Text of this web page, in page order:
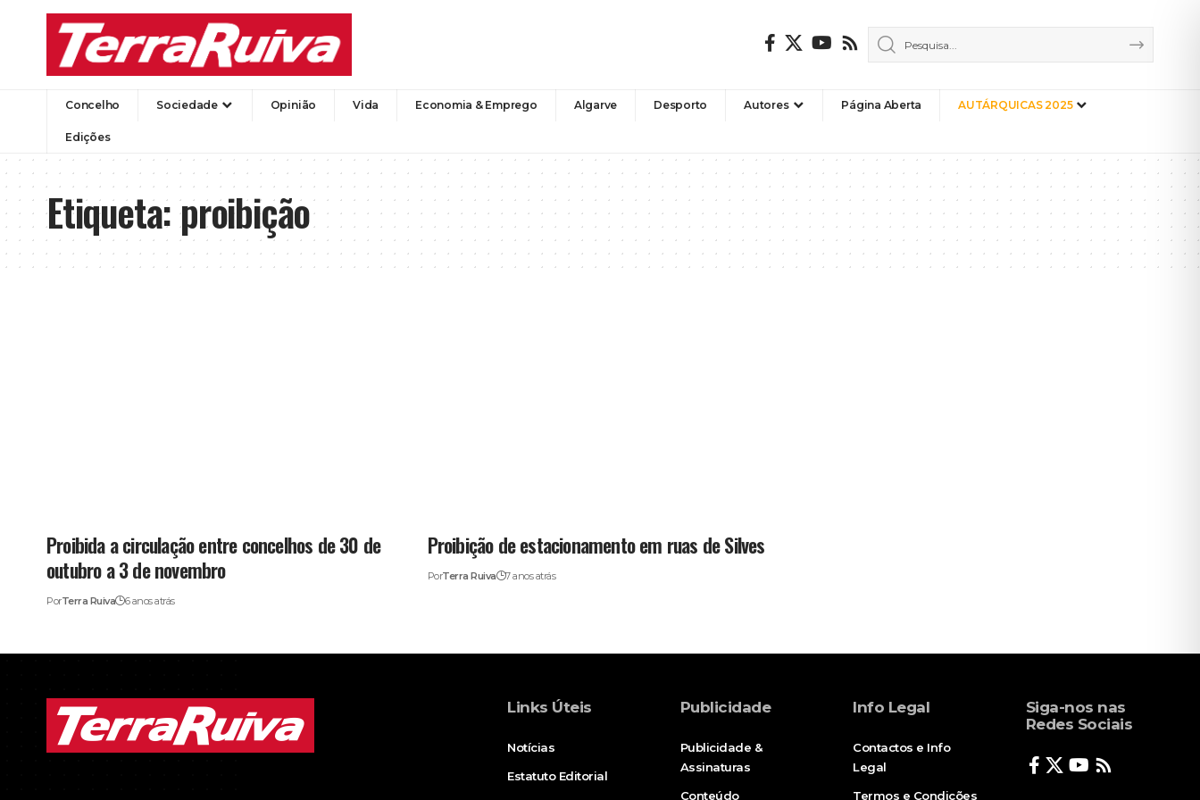
Concelho Sociedade Opinião Vida Economia & Emprego Algarve Desporto Autores Página Aberta AUTÁRQUICAS 2025
Edições
Etiqueta:proibição
Proibida a circulação entre concelhos de 30 de
outubro a 3 de novembro
PorTerra Ruiva 6 anos atrás
Proibição de estacionamento em ruas de Silves
PorTerra Ruiva 7 anos atrás
Links Úteis
Notícias
Estatuto Editorial
Publicidade
Publicidade &
Assinaturas
Conteúdo
Info Legal
Contactos e Info
Legal
Termos e Condições
Siga-nos nas
Redes Sociais